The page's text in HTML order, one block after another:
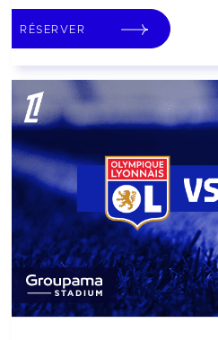
RÉSERVER